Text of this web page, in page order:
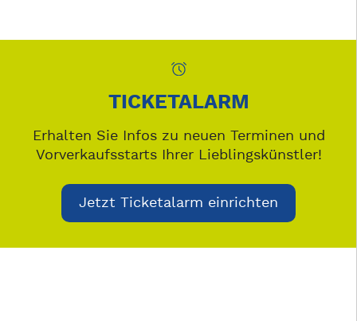
TICKETALARM
Erhalten Sie Infos zu neuen Terminen und
Vorverkaufsstarts Ihrer Lieblingskünstler!
Jetzt Ticketalarm einrichten